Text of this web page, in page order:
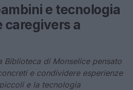
e tecnologia
caregivers a
Biblioteca di Monselice pensato
e condividere esperienze
e la tecnologia